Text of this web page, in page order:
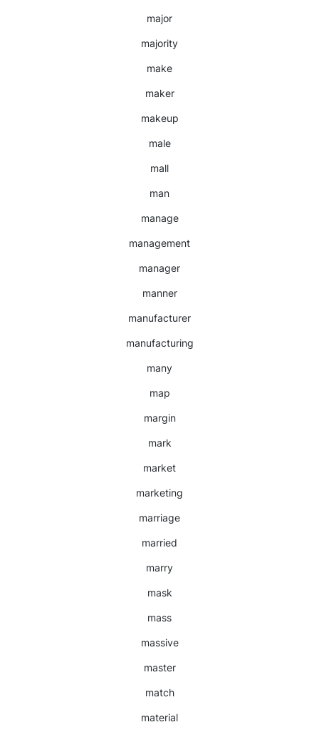
major
majority
make
maker
makeup
male
mall
man
manage
management
manager
manner
manufacturer
manufacturing
many
map
margin
mark
market
marketing
marriage
married
marry
mask
mass
massive
master
match
material